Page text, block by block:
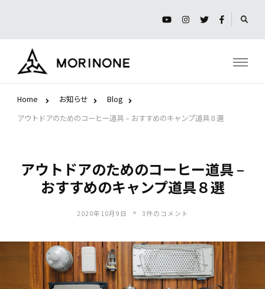
Home お知らせ
Blog
アウトドアのためのコーヒー道具 – おすすめのキャンプ道具８選
アウトドアのためのコーヒー道具 –
おすすめのキャンプ道具８選
2020年10月9日
ア
ア
の
た
め
の
3件のコメント